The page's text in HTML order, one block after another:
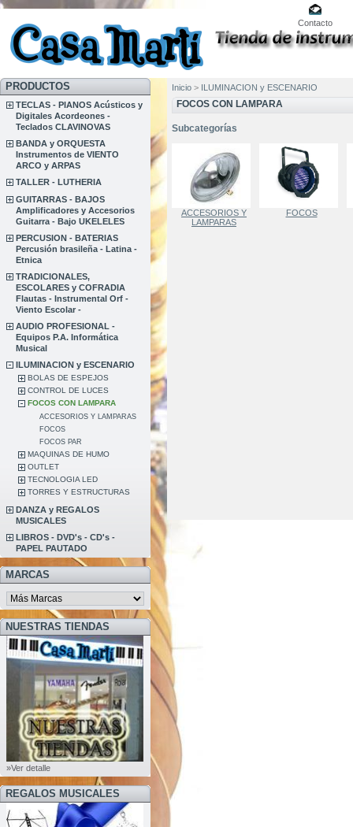
Contacto
PRODUCTOS
TECLAS - PIANOS Acústicos y
Digitales Acordeones -
Teclados CLAVINOVAS
BANDA y ORQUESTA
Instrumentos de VIENTO
ARCO y ARPAS
TALLER - LUTHERIA
GUITARRAS - BAJOS
Amplificadores y Accesorios
Guitarra - Bajo UKELELES
PERCUSION - BATERIAS
Percusión brasileña - Latina -
Etnica
TRADICIONALES,
ESCOLARES y COFRADIA
Flautas - Instrumental Orf -
Viento Escolar -
AUDIO PROFESIONAL -
Equipos P.A. Informática
Musical
ILUMINACION y ESCENARIO
BOLAS DE ESPEJOS
CONTROL DE LUCES
FOCOS CON LAMPARA
ACCESORIOS Y LAMPARAS
FOCOS
FOCOS PAR
MAQUINAS DE HUMO
OUTLET
TECNOLOGIA LED
TORRES Y ESTRUCTURAS
DANZA y REGALOS
MUSICALES
LIBROS - DVD's - CD's -
PAPEL PAUTADO
MARCAS
NUESTRAS TIENDAS
»Ver detalle
REGALOS MUSICALES
Inicio > ILUMINACION y ESCENARIO
FOCOS CON LAMPARA
Subcategorías
ACCESORIOS Y
LAMPARAS
FOCOS